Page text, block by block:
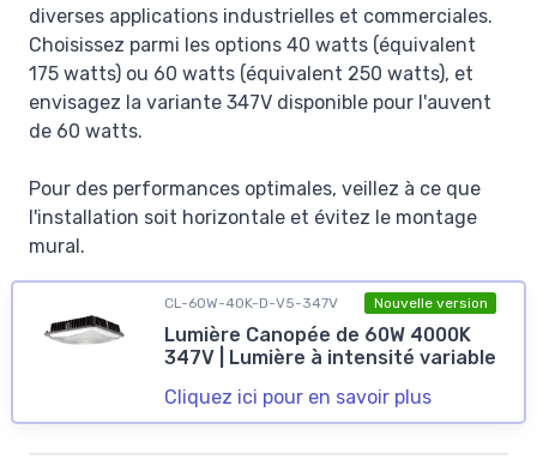
diverses applications industrielles et commerciales.
Choisissez parmi les options 40 watts (équivalent
175 watts) ou 60 watts (équivalent 250 watts), et
envisagez la variante 347V disponible pour l'auvent
de 60 watts.
Pour des performances optimales, veillez à ce que
l'installation soit horizontale et évitez le montage
mural.
CL-60W-40K-D-V5-347V Nouvelle version
Lumière Canopée de 60W 4000K
347V | Lumière à intensité variable
Cliquez ici pour en savoir plus